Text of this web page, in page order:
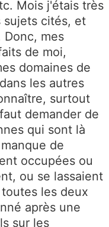
Mois j'étais très
sujets cités, et
Donc, mes
de moi,
domaines de
les autres
surtout
demander de
qui sont là
de
occupées ou
ou se lassaient
les deux
après une
sur les